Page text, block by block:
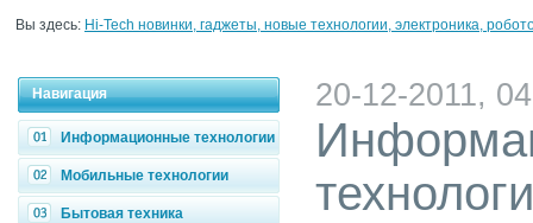
Вы здесь: Hi-Tech новинки, гаджеты, новые технологии, электроника,
Навигация
Информационные технологии
Мобильные технологии
Бытовая техника
20-12-2011,